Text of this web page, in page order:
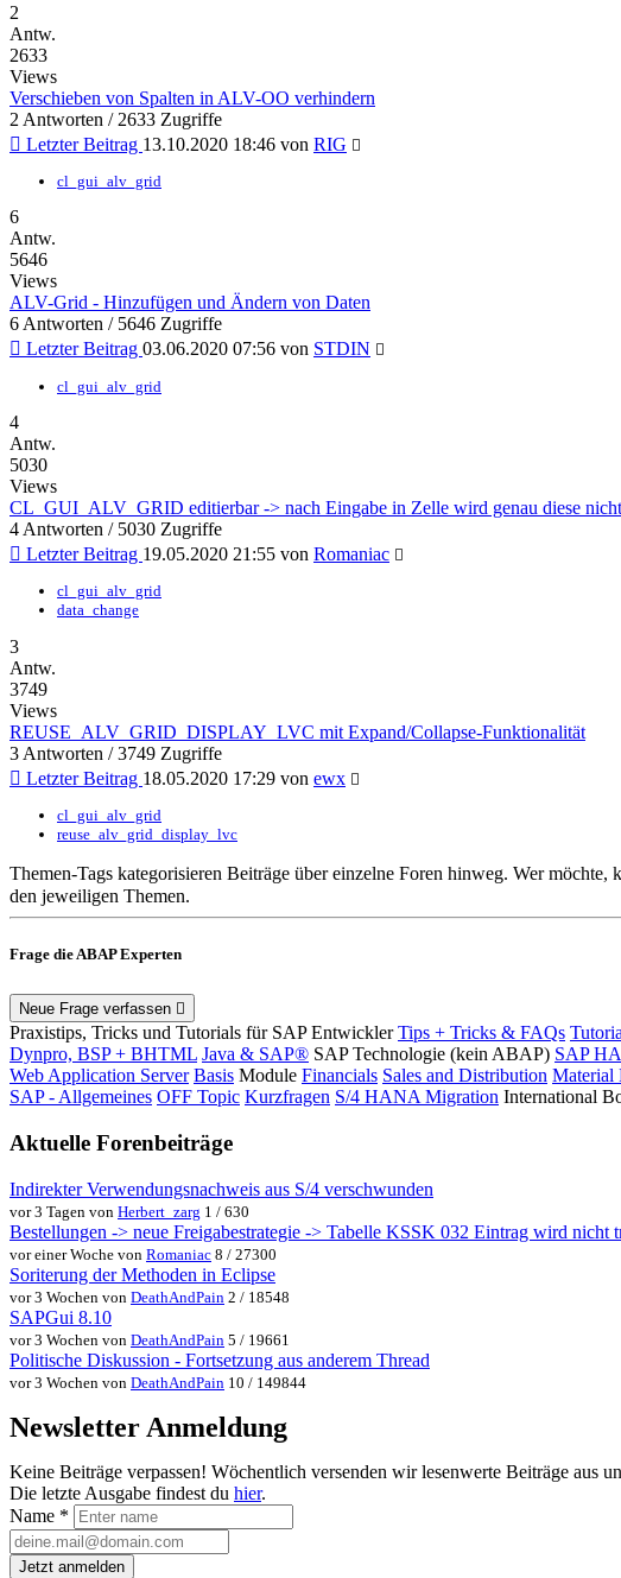
2
Antw.
2633
Views
Verschieben von Spalten in ALV-OO verhindern
2 Antworten / 2633 Zugriffe
Letzter Beitrag 13.10.2020 18:46 von RIG
cl_gui_alv_grid
6
Antw.
5646
Views
ALV-Grid - Hinzufügen und Ändern von Daten
6 Antworten / 5646 Zugriffe
Letzter Beitrag 03.06.2020 07:56 von STDIN
cl_gui_alv_grid
4
Antw.
5030
Views
CL_GUI_ALV_GRID editierbar -> nach Eingabe in Zelle wird genau diese
4 Antworten / 5030 Zugriffe
Letzter Beitrag 19.05.2020 21:55 von Romaniac
cl_gui_alv_grid
data_change
3
Antw.
3749
Views
REUSE_ALV_GRID_DISPLAY_LVC mit Expand/Collapse-Funktionalität
3 Antworten / 3749 Zugriffe
Letzter Beitrag 18.05.2020 17:29 von ewx
cl_gui_alv_grid
reuse_alv_grid_display_lvc
Themen-Tags kategorisieren Beiträge über einzelne Foren hinweg. Wer möchte,
den jeweiligen Themen.
Frage die ABAP Experten
Neue Frage verfassen
Praxistips, Tricks und Tutorials für SAP Entwickler Tips + Tricks & FAQs
Dynpro, BSP + BHTML Java & SAP® SAP Technologie (kein ABAP) SAP
Web Application Server Basis Module Financials Sales and Distribution Material
SAP - Allgemeines OFF Topic Kurzfragen S/4 HANA Migration International
Aktuelle Forenbeiträge
Indirekter Verwendungsnachweis aus S/4 verschwunden
vor 3 Tagen von Herbert_zarg 1 / 630
Bestellungen -> neue Freigabestrategie -> Tabelle KSSK 032 Eintrag wird nicht
vor einer Woche von Romaniac 8 / 27300
Soriterung der Methoden in Eclipse
vor 3 Wochen von DeathAndPain 2 / 18548
SAPGui 8.10
vor 3 Wochen von DeathAndPain 5 / 19661
Politische Diskussion - Fortsetzung aus anderem Thread
vor 3 Wochen von DeathAndPain 10 / 149844
Newsletter Anmeldung
Keine Beiträge verpassen! Wöchentlich versenden wir lesenwerte Beiträge aus
Die letzte Ausgabe findest du hier.
Name *
Jetzt anmelden